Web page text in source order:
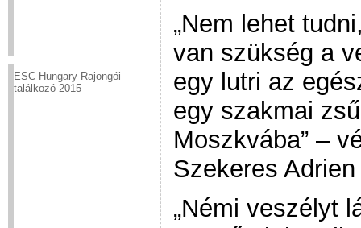
ESC Hungary Rajongói
találkozó 2015
„Nem lehet
van szükség a
egy lutri az
egy szakmai
Moszkvába” –
Szekeres
„Némi veszélyt